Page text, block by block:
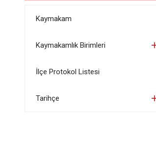
Kaymakam
Kaymakamlık Birimleri
İlçe Protokol Listesi
Tarihçe